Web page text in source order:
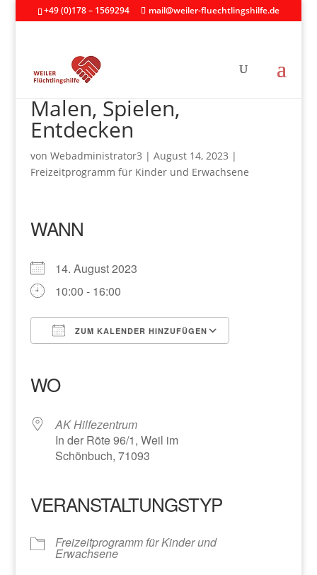
+49 (0)178 – 1569294 mail@weiler-fluechtlingshilfe.de
Malen, Spielen,
Entdecken
von Webadministrator3 | August 14, 2023 |
Freizeitprogramm für Kinder und Erwachsene
WANN
14. August 2023
10:00 - 16:00
ZUM KALENDER HINZUFÜGEN
WO
AK Hilfezentrum
In der Röte 96/1, Weil im
Schönbuch, 71093
VERANSTALTUNGSTYP
Freizeitprogramm für Kinder und
Erwachsene